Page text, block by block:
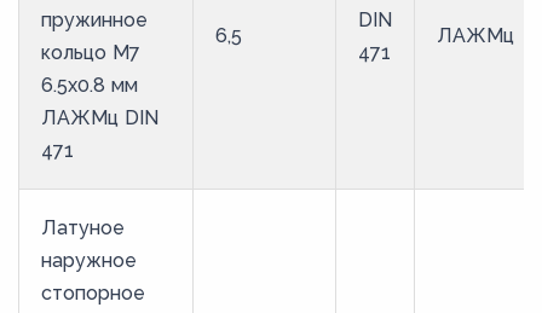
пружинное
кольцо M7
6.5х0.8 мм
ЛАЖМц DIN
471
6,5
DIN
471
ЛАЖМц
Латуное
наружное
стопорное